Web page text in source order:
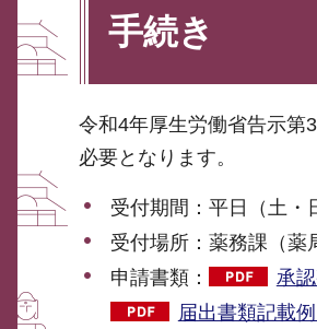
手続き
令和4年厚生労働省告示第
必要となります。
受付期間：平日（土・
受付場所：薬務課（薬
申請書類：
承
届出書類記載